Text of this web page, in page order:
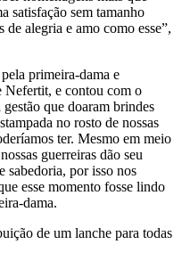
satisfação sem tamanho
alegria e amo como esse”,
primeira-dama e
Nefertit, e contou com o
que doaram brindes
no rosto de nossas
ter. Mesmo em meio
guerreiras dão seu
sabedoria, por isso nos
esse momento fosse lindo
dama.
de um lanche para todas